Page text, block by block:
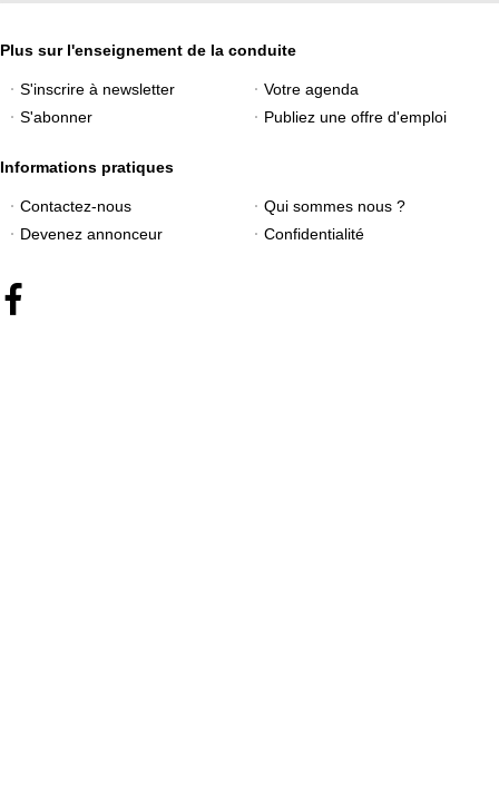
Plus sur l'enseignement de la conduite
S'inscrire à newsletter
Votre agenda
S'abonner
Publiez une offre d'emploi
Informations pratiques
Contactez-nous
Qui sommes nous ?
Devenez annonceur
Confidentialité